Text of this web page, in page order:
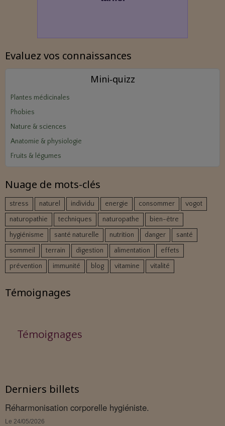
Evaluez vos connaissances
Mini‑quizz
Plantes médicinales
Phobies
Nature & sciences
Anatomie & physiologie
Fruits & légumes
Nuage de mots-clés
stress naturel individu energie consommer
vogot
naturopathie
techniques naturopathe
bien-être
hygiénisme
santé naturelle nutrition danger
santé
sommeil
terrain digestion alimentation
effets
prévention
immunité blog vitamine vitalité
Témoignages
Témoignages
Derniers billets
Réharmonisation corporelle hygiéniste.
Le 24/05/2026